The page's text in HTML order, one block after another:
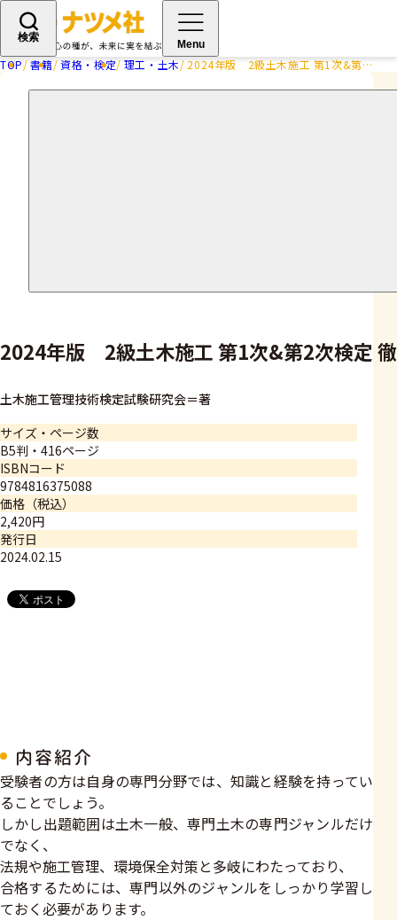
検索
Menu
TOP 書籍 資格・検定 理工・土木 2024年版 2級土木施工 第1次&第2次検定 徹底攻略過去問題集
2024年版 2級土木施工 第1次&第2次検定
土木施工管理技術検定試験研究会＝著
サイズ・ページ数
B5判・416ページ
ISBNコード
9784816375088
価格（税込）
2,420円
発行日
2024.02.15
内容紹介
受験者の方は自身の専門分野では、知識と経験を持ってい
ることでしょう。
しかし出題範囲は土木一般、専門土木の専門ジャンルだけ
でなく、
法規や施工管理、環境保全対策と多岐にわたっており、
合格するためには、専門以外のジャンルをしっかり学習し
ておく必要があります。